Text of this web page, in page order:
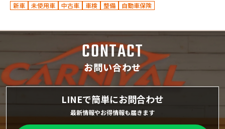
新車 未使用車 中古車 車検 整備 自動車保険
CONTACT
お問い合わせ
LINEで簡単にお問合わせ
最新情報やお得情報も届きます